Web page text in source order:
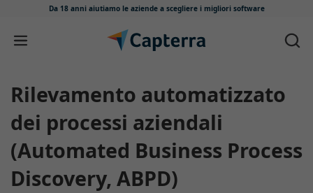
Da 18 anni aiutiamo le aziende a scegliere i migliori software
Salta e vai al contenuto
Rilevamento automatizzato
dei processi aziendali
(Automated Business Process
Discovery, ABPD)